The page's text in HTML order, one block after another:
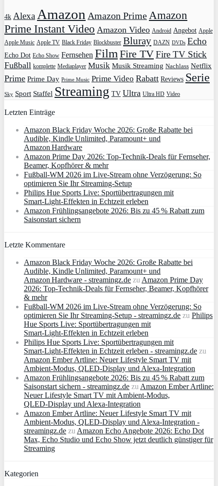
4k AlexaAmazon Amazon PrimeAmazon
Prime Instant Video Amazon Video Android Angebot Apple
Apple Music Apple TV Black Friday Blockbuster Bluray DAZN DVDs Echo
Echo Dot Echo Show Fernsehen FilmFire TVFire TV Stick
Fußball komplette Mediaplayer Musik Musik Streaming Nachlass Netflix
Prime Prime Day Prime Music Prime Video Rabatt Reviews Serie
Sky Sport Staffel Streaming TV Ultra Ultra HD Video
Letzten Einträge
Amazon Black Friday Woche 2026: Große Rabatte bei
Audible, Kindle Unlimited, Paramount+ und
Amazon Hardware
Amazon Prime Day 2026: Top-Technik-Deals für Fernseher,
Beamer, Kopfhörer & mehr
Fußball-WM 2026 im Live-Stream ohne Verzögerung: So
optimieren Sie Ihr Streaming-Setup
Philips Hue Sports Live: Sportübertragungen mit
Smart‑Light‑Effekten in Echtzeit erleben
Amazon Frühlingsangebote 2026: Bis zu 45 % Rabatt zum
Saisonstart sichern
Letzte Kommentare
Amazon Black Friday Woche 2026: Große Rabatte bei
Audible, Kindle Unlimited, Paramount+ und
Amazon Hardware - streamingz.de zuAmazon Prime Day
2026: Top-Technik-Deals für Fernseher, Beamer, Kopfhörer
& mehr
Fußball-WM 2026 im Live-Stream ohne Verzögerung: So
optimieren Sie Ihr Streaming-Setup - streamingz.de zu Philips
Hue Sports Live: Sportübertragungen mit
Smart‑Light‑Effekten in Echtzeit erleben
Philips Hue Sports Live: Sportübertragungen mit
Smart‑Light‑Effekten in Echtzeit erleben - streamingz.de zu
Amazon Ember Artline: Neuer Lifestyle Smart TV mit
Ambient‑Modus, QLED‑Display und Alexa‑Integration
Amazon Frühlingsangebote 2026: Bis zu 45 % Rabatt zum
Saisonstart sichern - streamingz.de zuAmazon Ember Artline:
Neuer Lifestyle Smart TV mit Ambient‑Modus,
QLED‑Display und Alexa‑Integration
Amazon Ember Artline: Neuer Lifestyle Smart TV mit
Ambient‑Modus, QLED‑Display und Alexa‑Integration -
streamingz.de zuAmazon Echo Angebote 2026: Echo Dot
Max, Echo Studio und Echo Show jetzt deutlich günstiger für
Streaming
Kategorien